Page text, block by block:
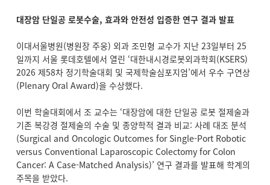
대장암 단일공 로봇수술, 효과와 안전성 입증한 연구 결과 발표
이대서울병원(병원장 주웅) 외과 조민형 교수가 지난 23일부터 25
일까지 서울 롯데호텔에서 열린 ‘대한내시경로봇외과학회(KSERS)
2026 제58차 정기학술대회 및 국제학술심포지엄’에서 우수 구연상
(Plenary Oral Award)을 수상했다.
이번 학술대회에서 조 교수는 ‘대장암에 대한 단일공 로봇 절제술과
기존 복강경 절제술의 수술 및 종양학적 결과 비교: 사례 대조 분석
(Surgical and Oncologic Outcomes for Single-Port Robotic
versus Conventional Laparoscopic Colectomy for Colon
Cancer: A Case-Matched Analysis)’ 연구 결과를 발표해 학계의
주목을 받았다.